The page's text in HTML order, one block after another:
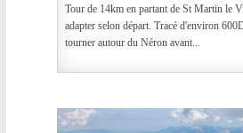
Tour de 14km en partant de St Martin le
adapter selon départ. Tracé d'environ
tourner autour du Néron avant...